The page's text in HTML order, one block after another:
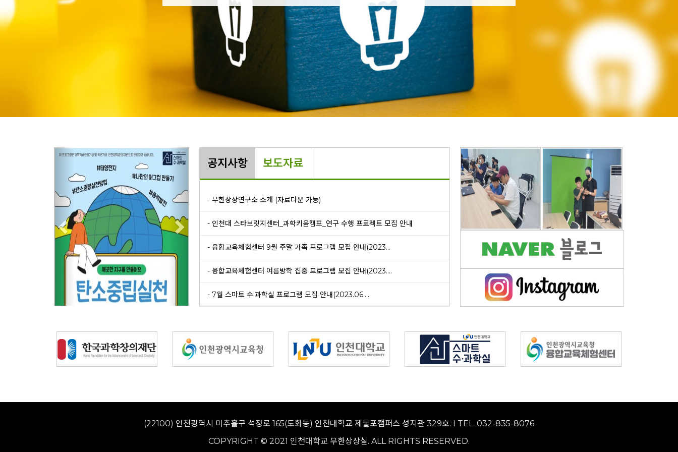
공지사항 보도자료
- 무한상상연구소 소개 (자료다운 가능)
- 인천대 스타브릿지센터_과학키움캠프_연구 수행 프로젝트 모집 안내
- 융합교육체험센터 9월 주말 가족 프로그램 모집 안내(2023...
- 융합교육체험센터 여름방학 집중 프로그램 모집 안내(2023....
- 7월 스마트 수·과학실 프로그램 모집 안내(2023.06....
(22100) 인천광역시 미추홀구 석정로 165(도화동) 인천대학교 제물포캠퍼스 성지관 329호. I TEL. 032-835-8076
COPYRIGHT © 2021 인천대학교 무한상상실. ALL RIGHTS RESERVED.